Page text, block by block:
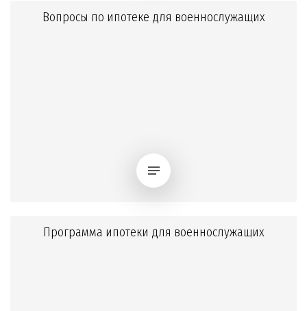
Вопросы по ипотеке для военнослужащих
Программа ипотеки для военнослужащих